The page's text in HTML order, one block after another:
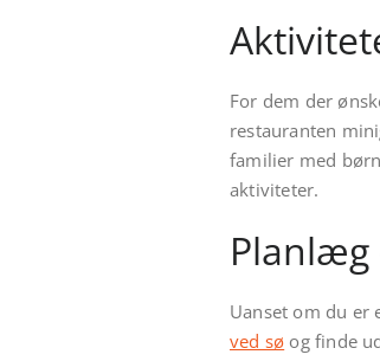
For dem der
restauranten
familier med
aktiviteter.
Planlæg
Uanset om du er
ved sø og finde